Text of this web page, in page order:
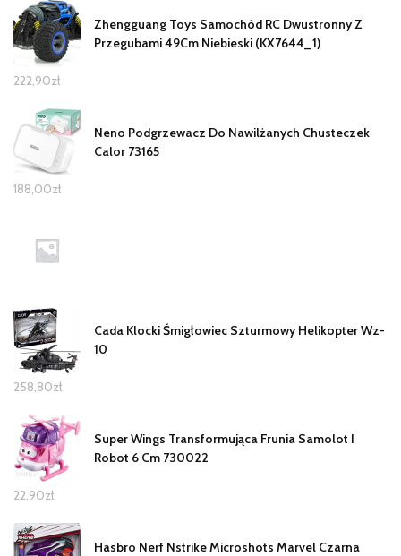
Zhengguang Toys Samochód RC Dwustronny Z
Przegubami 49Cm Niebieski (KX7644_1)
222,90zł
Neno Podgrzewacz Do Nawilżanych Chusteczek
Calor 73165
188,00zł
Cada Klocki Śmigłowiec Szturmowy Helikopter Wz-
10
258,80zł
Super Wings Transformująca Frunia Samolot I
Robot 6 Cm 730022
22,90zł
Hasbro Nerf Nstrike Microshots Marvel Czarna